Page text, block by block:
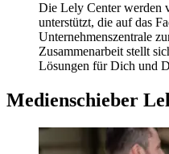
Die Lely Center werden
unterstützt, die auf das
Unternehmenszentrale
Zusammenarbeit stellt
Lösungen für Dich und
Medienschieber